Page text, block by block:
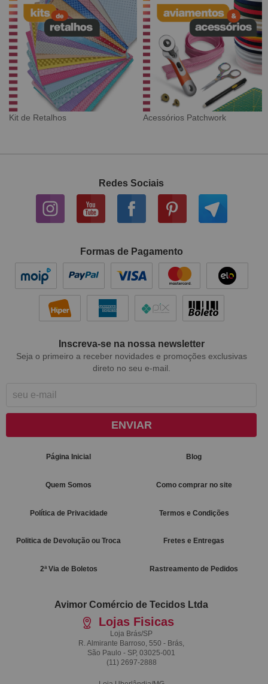
Tecido Digital Sarja Impermeável
Redes Sociais
Formas de Pagamento
Inscreva-se na nossa newsletter
Seja o primeiro a receber novidades e promoções exclusivas
direto no seu e-mail.
ENVIAR
Página Inicial Blog
Quem Somos Como comprar no site
Política de Privacidade Termos e Condições
Politica de Devolução ou Troca Fretes e Entregas
2ª Via de Boletos Rastreamento de Pedidos
Avimor Comércio de Tecidos Ltda
Lojas Fisicas
Loja Brás/SP
R. Almirante Barroso, 550 - Brás,
São Paulo - SP, 03025-001
(11) 2697-2888